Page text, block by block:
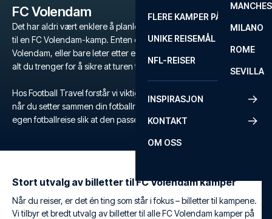
MILANO
ROME
SEVILLA
FLERE KAMPER PÅ ÉN REISE
UNIKE REISEMÅL
NFL-REISER
INSPIRASJON
KONTAKT
OM OSS
FC Volendam
Det har aldri vært enklere å planlegge en uforglemmelig fotballtur
til en FC Volendam-kamp. Enten du er en dedikert fan av FC
Volendam, eller bare leter etter en unik fotballopplevelse, tilbyr vi
alt du trenger for å sikre at turen til stadion blir minneverdig.
Hos Football Travel forstår vi viktigheten av fleksibilitet og komfort
når du setter sammen din fotballreise. Derfor skreddersyr du din
egen fotballreise slik at den passer akkurat dine ønsker og behov.
Stort utvalg av billetter til FC Volendam kamper
Når du reiser, er det én ting som står i fokus – billetter til kampene.
Vi tilbyr et bredt utvalg av billetter til alle FC Volendam kamper på